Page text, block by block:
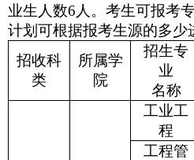
业生人数6人。考生可报考
计划可根据报考生源的多少
招收科
类
所属学
院
招生专
业
名称
工业工
程
工程管